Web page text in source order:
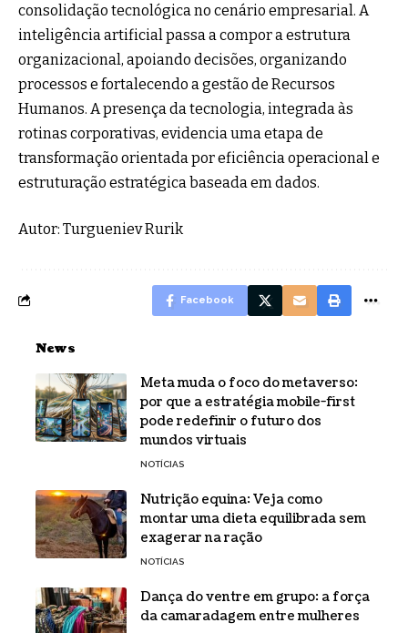
consolidação tecnológica no cenário empresarial. A
inteligência artificial passa a compor a estrutura
organizacional, apoiando decisões, organizando
processos e fortalecendo a gestão de Recursos
Humanos. A presença da tecnologia, integrada às
rotinas corporativas, evidencia uma etapa de
transformação orientada por eficiência operacional e
estruturação estratégica baseada em dados.
Autor: Turgueniev Rurik
Facebook
News
Meta muda o foco do metaverso:
por que a estratégia mobile-first
pode redefinir o futuro dos
mundos virtuais
NOTÍCIAS
Nutrição equina: Veja como
montar uma dieta equilibrada sem
exagerar na ração
NOTÍCIAS
Dança do ventre em grupo: a força
da camaradagem entre mulheres